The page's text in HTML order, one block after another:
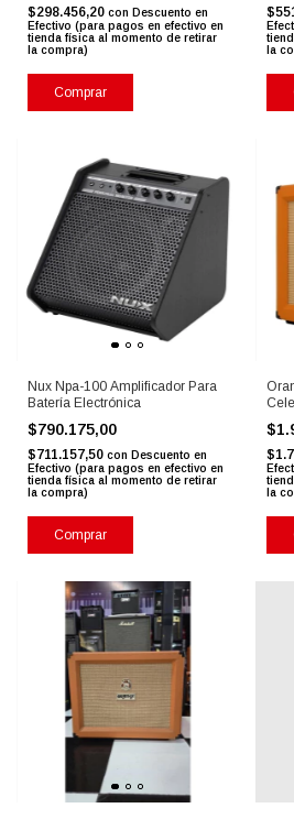
$298.456,20 con Descuento en
Efectivo (para pagos en efectivo en
tienda física al momento de retirar
la compra)
Comprar
la
Nux Npa-100 Amplificador Para
Batería Electrónica
$790.175,00
$711.157,50 con Descuento en
Efectivo (para pagos en efectivo en
tienda física al momento de retirar
la compra)
Comprar
la